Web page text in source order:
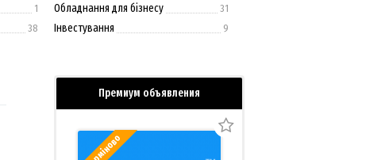
1
38
Обладнання для бізнесу 31
Інвестування 9
Премиум объявления
терміново